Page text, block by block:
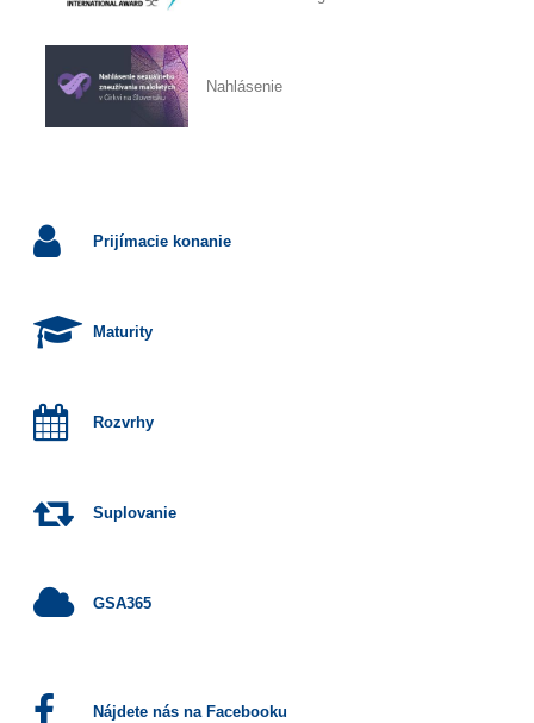
Nahlásenie
Prijímacie konanie
Maturity
Rozvrhy
Suplovanie
GSA365
Nájdete nás na Facebooku